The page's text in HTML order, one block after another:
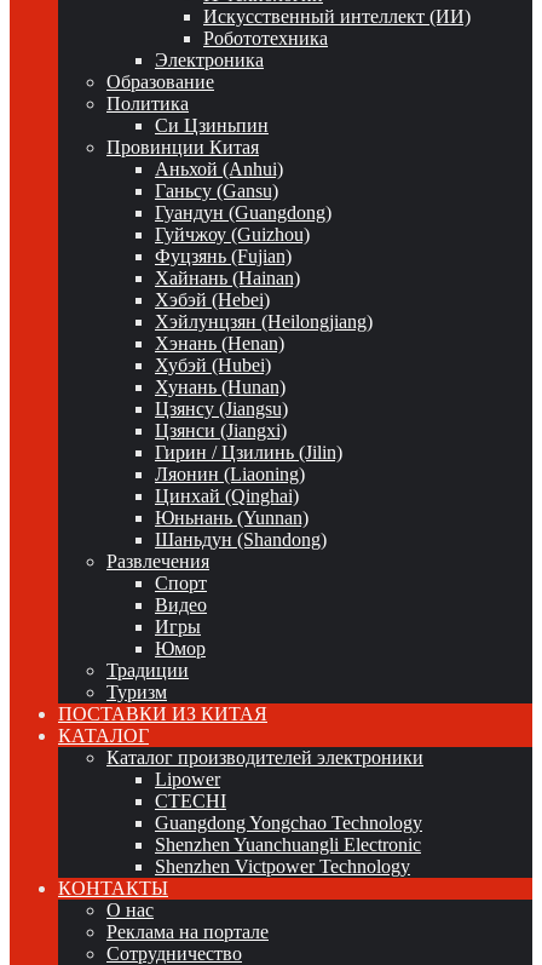
Искусственный интеллект (ИИ)
Робототехника
Электроника
Образование
Политика
Си Цзиньпин
Провинции Китая
Аньхой (Anhui)
Ганьсу (Gansu)
Гуандун (Guangdong)
Гуйчжоу (Guizhou)
Фуцзянь (Fujian)
Хайнань (Hainan)
Хэбэй (Hebei)
Хэйлунцзян (Heilongjiang)
Хэнань (Henan)
Хубэй (Hubei)
Хунань (Hunan)
Цзянсу (Jiangsu)
Цзянси (Jiangxi)
Гирин / Цзилинь (Jilin)
Ляонин (Liaoning)
Цинхай (Qinghai)
Юньнань (Yunnan)
Шаньдун (Shandong)
Развлечения
Спорт
Видео
Игры
Юмор
Традиции
Туризм
ПОСТАВКИ ИЗ КИТАЯ
КАТАЛОГ
Каталог производителей электроники
Lipower
CTECHI
Guangdong Yongchao Technology
Shenzhen Yuanchuangli Electronic
Shenzhen Victpower Technology
КОНТАКТЫ
О нас
Реклама на портале
Сотрудничество